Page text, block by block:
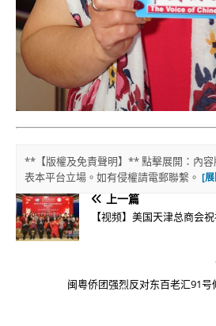
**【版權及免責聲明】** 點擊展開：內
表本平台立場。如有侵權請電郵聯繫。
上一篇
【视频】美国天津总商会
闽粵侨团强烈反对东百老汇91号